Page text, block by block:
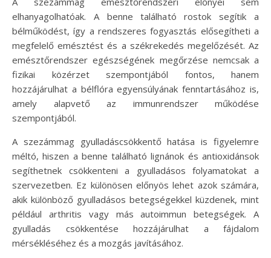
elhanyagolhatóak. A benne található rostok segítik a
bélműködést, így a rendszeres fogyasztás elősegítheti a
megfelelő emésztést és a székrekedés megelőzését. Az
emésztőrendszer egészségének megőrzése nemcsak a
fizikai közérzet szempontjából fontos, hanem
hozzájárulhat a bélflóra egyensúlyának fenntartásához is,
amely alapvető az immunrendszer működése
szempontjából.
A szezámmag gyulladáscsökkentő hatása is figyelemre
méltó, hiszen a benne található lignánok és antioxidánsok
segíthetnek csökkenteni a gyulladásos folyamatokat a
szervezetben. Ez különösen előnyös lehet azok számára,
akik különböző gyulladásos betegségekkel küzdenek, mint
például arthritis vagy más autoimmun betegségek. A
gyulladás csökkentése hozzájárulhat a fájdalom
mérsékléséhez és a mozgás javításához.